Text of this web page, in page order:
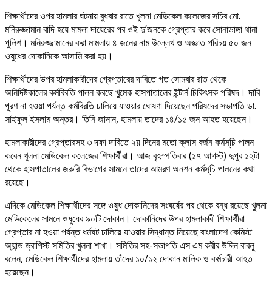
শিক্ষার্থীদের ওপর হামলার ঘটনায় বুধবার রাতে খুলনা মেডিকেল কলেজের সচিব মো.
মনিরুজ্জামান বাদি হয়ে মামলা দায়েরের পর ওই দু’জনকে গ্রেপ্তার করে সোনাডাঙ্গা থানা
পুলিশ। মনিরুজ্জামানের করা মামলায় ৪ জনের নাম উল্লেখ ও অজ্ঞাত পরিচয় ৫০ জন
ওষুধের দোকানিকে আসামি করা হয়।
শিক্ষার্থীদের উপর হামলাকারীদের গ্রেপ্তারের দাবিতে গত সোমবার রাত থেকে
অনির্দিষ্টকালের কর্মবিরতি পালন করছে খুমেক হাসপাতালের ইন্টার্ন চিকিৎসক পরিষদ। দাবি
পূরণ না হওয়া পর্যন্ত কর্মবিরতি চালিয়ে যাওয়ার ঘোষণা দিয়েছেন পরিষদের সভাপতি ডা.
সাইফুল ইসলাম অন্তর। তিনি জানান, হামলায় তাদের ১৪/১৫ জন আহত হয়েছেন।
হামলাকারীদের গ্রেপ্তারসহ ৩ দফা দাবিতে ২য় দিনের মতো ক্লাস বর্জন কর্মসূচি পালন
করেন খুলনা মেডিকেল কলেজের শিক্ষার্থীরা। আজ বৃহস্পতিবার (১৭ আগস্ট) দুপুর ১২টা
থেকে হাসপাতালের জরুরি বিভাগের সামনে তাদের আমরণ অনশন কর্মসূচি পালনের কথা
রয়েছে।
এদিকে মেডিকেল শিক্ষার্থীদের সঙ্গে ওষুধ দোকানিদের সংঘর্ষের পর থেকে বন্ধ রয়েছে খুলনা
মেডিকেলের সামনে ওষুধের ৯০টি দোকান। দোকানিদের উপর হামলাকারী শিক্ষার্থীরা
গ্রেপ্তার না হওয়া পর্যন্ত ধর্মঘট চালিয়ে যাওয়ার সিদ্ধান্ত নিয়েছে বাংলাদেশ কেমিস্ট
অ্যান্ড ড্রাগিস্ট সমিতির খুলনা শাখা। সমিতির সহ-সভাপতি এস এম কবীর উদ্দিন বাবলু
বলেন, মেডিকেল শিক্ষার্থীদের হামলায় তাঁদের ১০/১২ দোকান মালিক ও কর্মচারী আহত
হয়েছেন।